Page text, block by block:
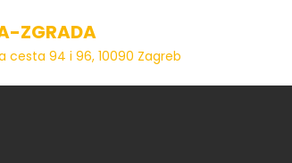
ZGRADA
cesta 94 i 96, 10090 Zagreb